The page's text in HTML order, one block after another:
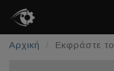
Αρχική Εκφράστε